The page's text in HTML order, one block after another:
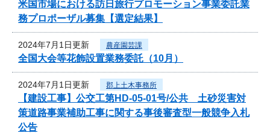
米国市場における訪日旅行プロモーション事業委託業
務プロポーザル募集【選定結果】
2024年7月1日更新 農産園芸課
全国大会等花飾設置業務委託（10月）
2024年7月1日更新 郡上土木事務所
【建設工事】公交工第HD-05-01号/公共 土砂災害対
策道路事業補助工事に関する事後審査型一般競争入札
公告